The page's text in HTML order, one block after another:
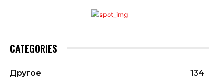
CATEGORIES
Другое
134